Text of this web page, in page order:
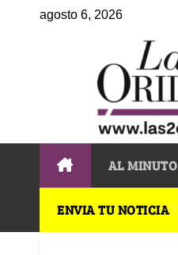
agosto 6, 2026
AL MINUTO
ENVIA TU NOTICIA